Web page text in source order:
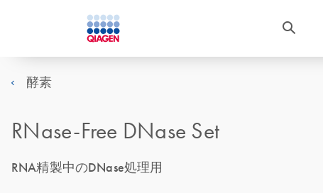
酵素
RNase-Free DNase Set
RNA精製中のDNase処理用